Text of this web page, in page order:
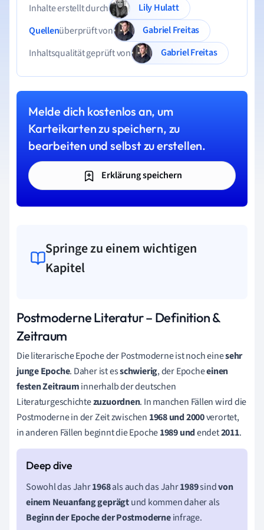
Inhalte erstellt durch
Lily Hulatt
Quellenüberprüft von
Gabriel Freitas
Inhaltsqualität geprüft von
Gabriel Freitas
Melde dich kostenlos an, um
Karteikarten zu speichern, zu
bearbeiten und selbst zu erstellen.
Erklärung speichern
Springe zu einem wichtigen
Kapitel
Postmoderne Literatur – Definition &
Zeitraum
Die literarische Epoche der Postmoderne ist noch einesehr
junge Epoche. Daher ist esschwierig, der Epocheeinen
festen Zeitrauminnerhalb der deutschen
Literaturgeschichtezuzuordnen. In manchen Fällen wird die
Postmoderne in der Zeit zwischen 1968 und 2000verortet,
in anderen Fällen beginnt die Epoche1989 undendet2011.
Sowohl das Jahr1968als auch das Jahr1989sindvon
einem Neuanfang geprägtund kommen daher als
Beginn der Epoche der Postmoderneinfrage.